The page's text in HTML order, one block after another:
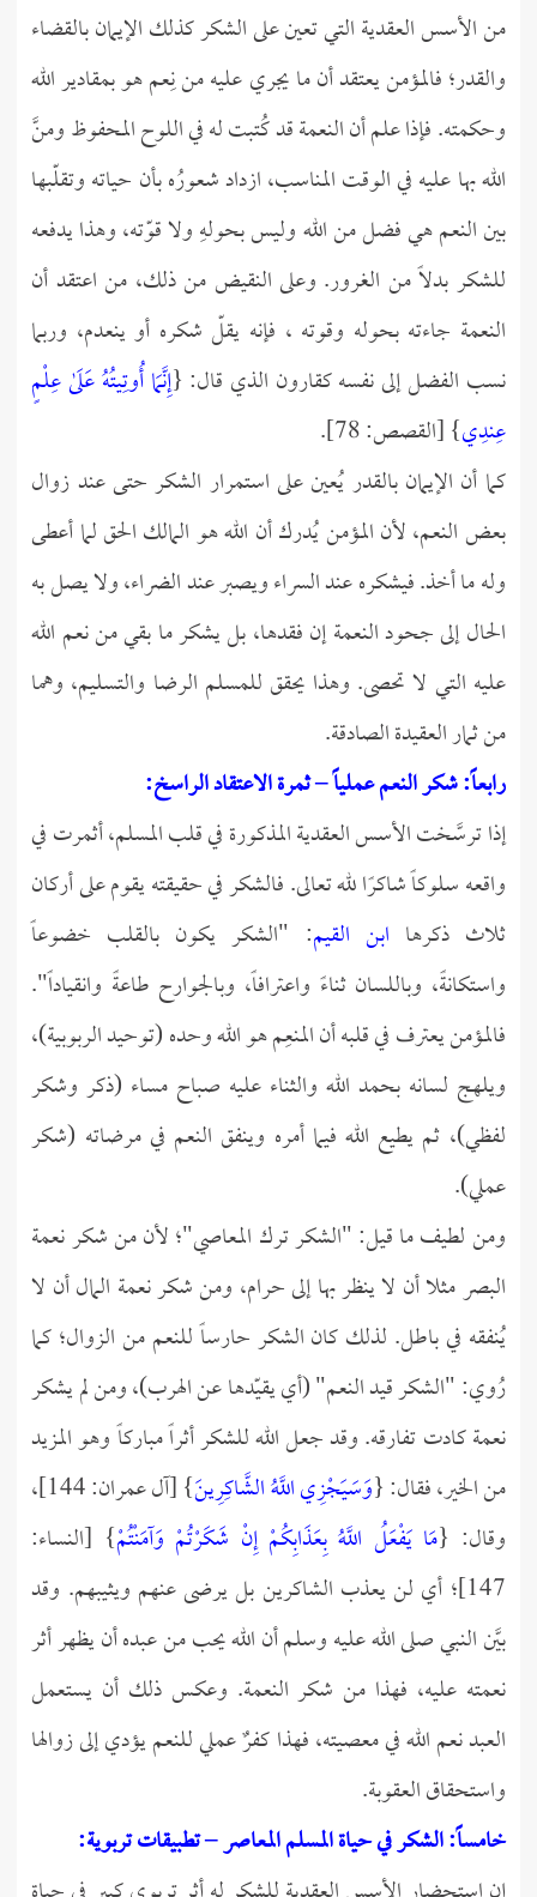
من الأسس العقدية التي تعين على الشكر كذلك الإيمان بالقضاء
والقدر؛ فالمؤمن يعتقد أن ما يجري عليه من نِعم هو بمقادير الله
وحكمته. فإذا علم أن النعمة قد كُتبت له في اللوح المحفوظ ومنَّ
الله بها عليه في الوقت المناسب، ازداد شعورُه بأن حياته وتقلّبها
بين النعم هي فضل من الله وليس بحولهِ ولا قوّته، وهذا يدفعه
للشكر بدلاً من الغرور. وعلى النقيض من ذلك، من اعتقد أن
النعمة جاءته بحوله وقوته ، فإنه يقلّ شكره أو ينعدم، وربما
نسب الفضل إلى نفسه كقارون الذي قال: {إِنَّمَا أُوتِيتُهُ عَلَىٰ عِلْمٍ
عِندِي} [القصص: 78].
كما أن الإيمان بالقدر يُعين على استمرار الشكر حتى عند زوال
بعض النعم، لأن المؤمن يُدرك أن الله هو المالك الحق لما أعطى
وله ما أخذ. فيشكره عند السراء ويصبر عند الضراء، ولا يصل به
الحال إلى جحود النعمة إن فقدها، بل يشكر ما بقي من نعم الله
عليه التي لا تحصى. وهذا يحقق للمسلم الرضا والتسليم، وهما
من ثمار العقيدة الصادقة.
رابعاً: شكر النعم عملياً – ثمرة الاعتقاد الراسخ:
إذا ترسَّخت الأسس العقدية المذكورة في قلب المسلم، أثمرت في
واقعه سلوكاً شاكرًا لله تعالى. فالشكر في حقيقته يقوم على أركان
ثلاث ذكرها ابن القيم: "الشكر يكون بالقلب خضوعاً
واستكانةً، وباللسان ثناءً واعترافاً، وبالجوارح طاعةً وانقياداً".
فالمؤمن يعترف في قلبه أن المنعِم هو الله وحده (توحيد الربوبية)،
ويلهج لسانه بحمد الله والثناء عليه صباح مساء (ذكر وشكر
لفظي)، ثم يطيع الله فيما أمره وينفق النعم في مرضاته (شكر
عملي).
ومن لطيف ما قيل: "الشكر ترك المعاصي"؛ لأن من شكر نعمة
البصر مثلا أن لا ينظر بها إلى حرام، ومن شكر نعمة المال أن لا
يُنفقه في باطل. لذلك كان الشكر حارساً للنعم من الزوال؛ كما
رُوي: "الشكر قيد النعم" (أي يقيّدها عن الهرب)، ومن لم يشكر
نعمة كادت تفارقه. وقد جعل الله للشكر أثراً مباركاً وهو المزيد
من الخير، فقال: {وَسَيَجْزِي اللَّهُ الشَّاكِرِينَ
} [آل عمران: 144]،
وقال: {مَا يَفْعَلُ اللَّهُ بِعَذَابِكُمْ إِنْ شَكَرْتُمْ وَآمَنْتُمْ} [النساء:
147]؛ أي لن يعذب الشاكرين بل يرضى عنهم ويثيبهم. وقد
بيَّن النبي صلى الله عليه وسلم أن الله يحب من عبده أن يظهر أثر
نعمته عليه، فهذا من شكر النعمة. وعكس ذلك أن يستعمل
العبد نعم الله في معصيته، فهذا كفرٌ عملي للنعم يؤدي إلى زوالها
واستحقاق العقوبة.
خامساً: الشكر في حياة المسلم المعاصر – تطبيقات تربوية: